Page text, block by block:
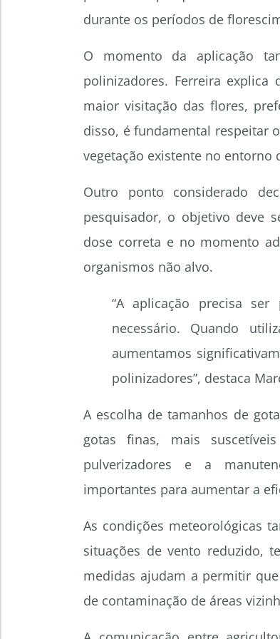
durante os períodos de
O momento da aplicação
polinizadores. Ferreira
maior visitação das flores,
disso, é fundamental respeitar
vegetação existente no entorno
Outro ponto considerado
pesquisador, o objetivo deve
dose correta e no momento
organismos não alvo.
“A aplicação precisa
necessário. Quando
aumentamos
polinizadores”, destaca
A escolha de tamanhos de
gotas finas, mais
pulverizadores e a
importantes para aumentar a
As condições meteorológicas
situações de vento reduzido,
medidas ajudam a permitir
de contaminação de áreas